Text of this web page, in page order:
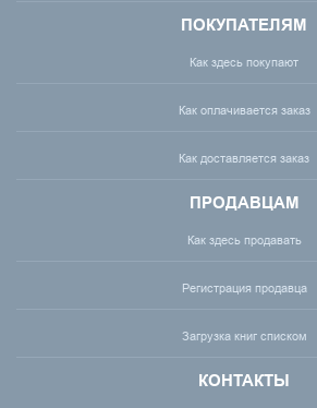
ПОКУПАТЕЛЯМ
Как здесь покупают
Как оплачивается заказ
Как доставляется заказ
ПРОДАВЦАМ
Как здесь продавать
Регистрация продавца
Загрузка книг списком
КОНТАКТЫ